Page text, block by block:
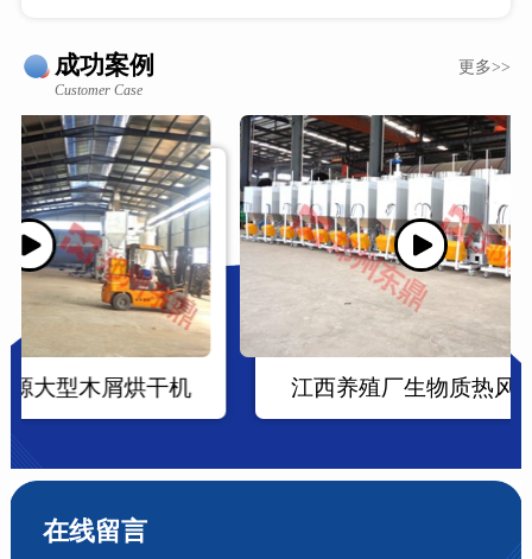
成功案例 更多>>
Customer Case
机 江西养殖厂生物质热风炉项目
在线留言